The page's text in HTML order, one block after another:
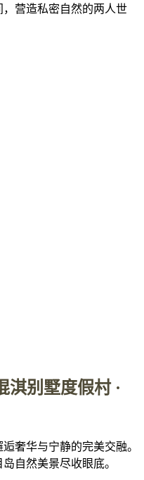
营造私密自然的两人世
淇别墅度假村 ·
奢华与宁静的完美交融。
自然美景尽收眼底。